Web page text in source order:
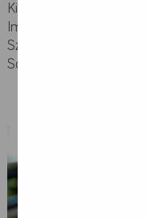
Kierownik Oddziału
Immunoterapii
Szpitalu Klinicznym Nr 1
Sokołowskiego w